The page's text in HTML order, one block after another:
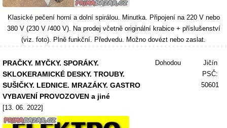
Klasické pečení horní a dolní spirálou. Minutka. Připojení na 220 V nebo
380 V (230 V /400 V). Na prodej včetně originální krabice + příslušenství
(viz. foto). Plně funkční. Předvedu. Možno dovézt nebo zaslat.
PRAČKY. MYČKY. SPORÁKY.
SKLOKERAMICKÉ DESKY. TROUBY.
SUŠIČKY. LEDNICE. MRAZÁKY. GASTRO
VYBAVENÍ PROVOZOVEN a jiné
[13. 06. 2022]
Dohodou
Jičín
PSČ:
50601